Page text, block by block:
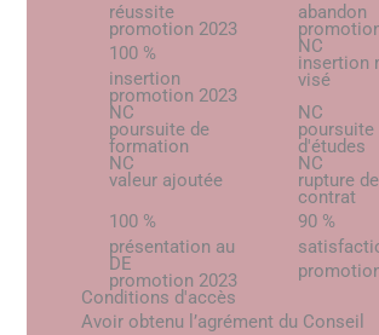
réussite
promotion 2023
abandon
100 %
insertion
promotion 2023
NC
insertion
visé
NC
poursuite de
formation
NC
poursuite
d'études
NC
valeur ajoutée
NC
rupture de
contrat
100 %
présentation au
DE
promotion 2023
90 %
Conditions d'accès
Avoir obtenu l’agrément du Conseil